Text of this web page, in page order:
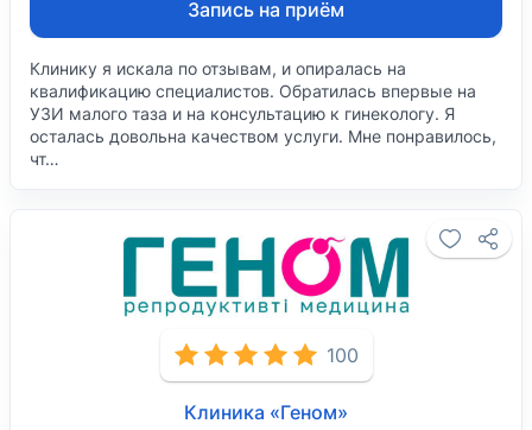
Запись на приём
Клинику я искала по отзывам, и опиралась на
квалификацию специалистов. Обратилась впервые на
УЗИ малого таза и на консультацию к гинекологу. Я
осталась довольна качеством услуги. Мне понравилось,
чт…
100
Клиника «Геном»